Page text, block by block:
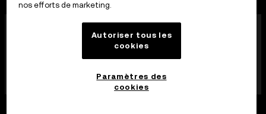
OkX Europe Limited, opérant sous le nom commercial
OKX, est désormais une plateforme de trading de
cryptoactifs autorisée en tant que Fournisseur de
services de cryptoactifs par la MFSA conformément à
l’article 28 de la loi sur les marchés de cryptoactifs
(chapitre 647 des lois de Malte).
nos efforts de marketing.
Autoriser tous les
cookies
Paramètres des
cookies